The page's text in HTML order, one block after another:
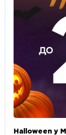
Halloween у